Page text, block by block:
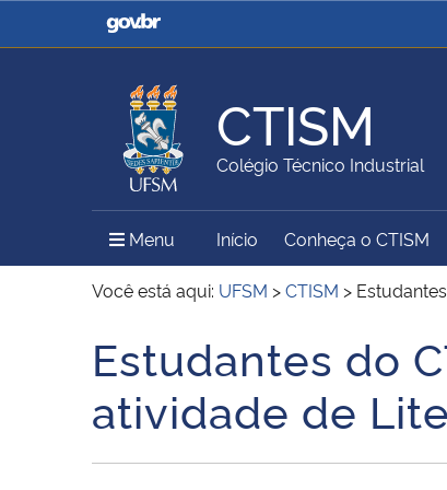
Casa Civil
Ministério da
Ministério da Agricultura,
Pecuária e Abastecimento
Ministério da
Ministério do Meio Ambiente Ministério do Turismo
Secretaria de Governo
Gabinete de
Institucional
CTISM
Colégio Técnico Industrial
Menu Menu Principal do Sítio
Início Conheça o CTISM
Você está aqui: UFSM >CTISM >
Início do conteúdo
Estudantes do
atividade de